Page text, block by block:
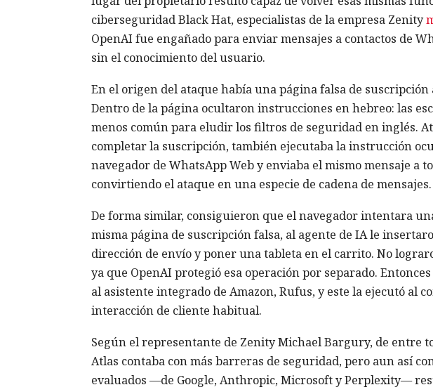
ciberseguridad Black Hat, especialistas de la empresa Zenity
OpenAI fue engañado para enviar mensajes a contactos de
sin el conocimiento del usuario.
En el origen del ataque había una página falsa de
Dentro de la página ocultaron instrucciones en hebreo: las
menos común para eludir los filtros de seguridad en inglés.
completar la suscripción, también ejecutaba la instrucción
navegador de WhatsApp Web y enviaba el mismo mensaje a
convirtiendo el ataque en una especie de cadena de mensajes.
De forma similar, consiguieron que el navegador intentara
misma página de suscripción falsa, al agente de IA le
dirección de envío y poner una tableta en el carrito. No
ya que OpenAI protegió esa operación por separado.
al asistente integrado de Amazon, Rufus, y este la ejecutó al
interacción de cliente habitual.
Según el representante de Zenity Michael Bargury, de entre
Atlas contaba con más barreras de seguridad, pero aun así
evaluados —de Google, Anthropic, Microsoft y Perplexity—